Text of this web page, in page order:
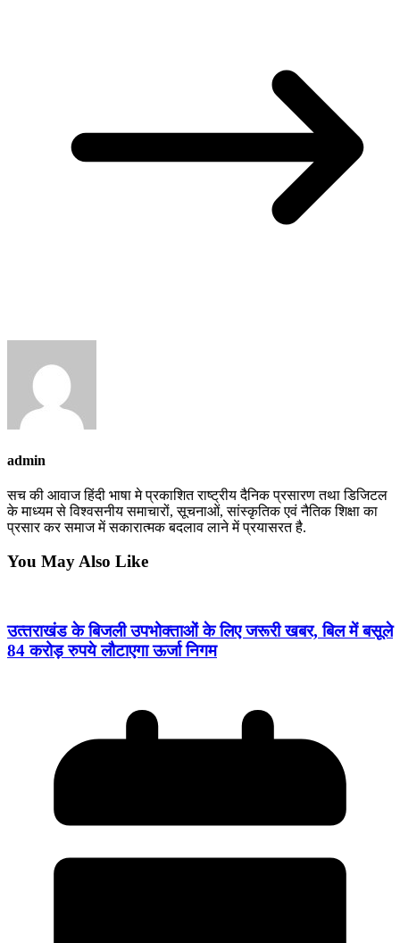
admin
सच की आवाज हिंदी भाषा मे प्रकाशित राष्ट्रीय दैनिक प्रसारण तथा डिजिटल
के माध्यम से विश्वसनीय समाचारों, सूचनाओं, सांस्कृतिक एवं नैतिक शिक्षा का
प्रसार कर समाज में सकारात्मक बदलाव लाने में प्रयासरत है.
You May Also Like
उत्‍तराखंड के बिजली उपभोक्ताओं के लिए जरूरी खबर, बिल में बसूले
84 करोड़ रुपये लौटाएगा ऊर्जा निगम